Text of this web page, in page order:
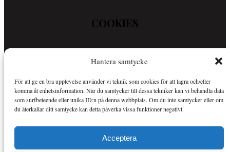
Hantera samtycke
För att ge en bra upplevelse använder vi teknik som cookies för att lagra och/eller
komma åt enhetsinformation. När du samtycker till dessa tekniker kan vi behandla data
som surfbeteende eller unika ID:n på denna webbplats. Om du inte samtycker eller om
du återkallar ditt samtycke kan detta påverka vissa funktioner negativt.
Acceptera
COOKIES
Läs vår Cookie Policy för att ta reda på vad vi gör för att förenkla
din läsupplevelse.
OM SPORTKURIREN
Sportkuriren är en nättidning med fokus på sport i allmänhet och
Mer om Sportkuriren